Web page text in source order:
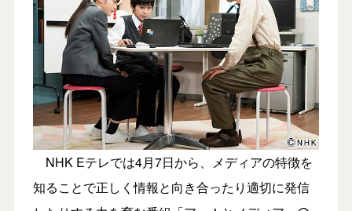
NHK Eテレでは4月7日から、メディアの特徴を
知ることで正しく情報と向き合ったり適切に発信